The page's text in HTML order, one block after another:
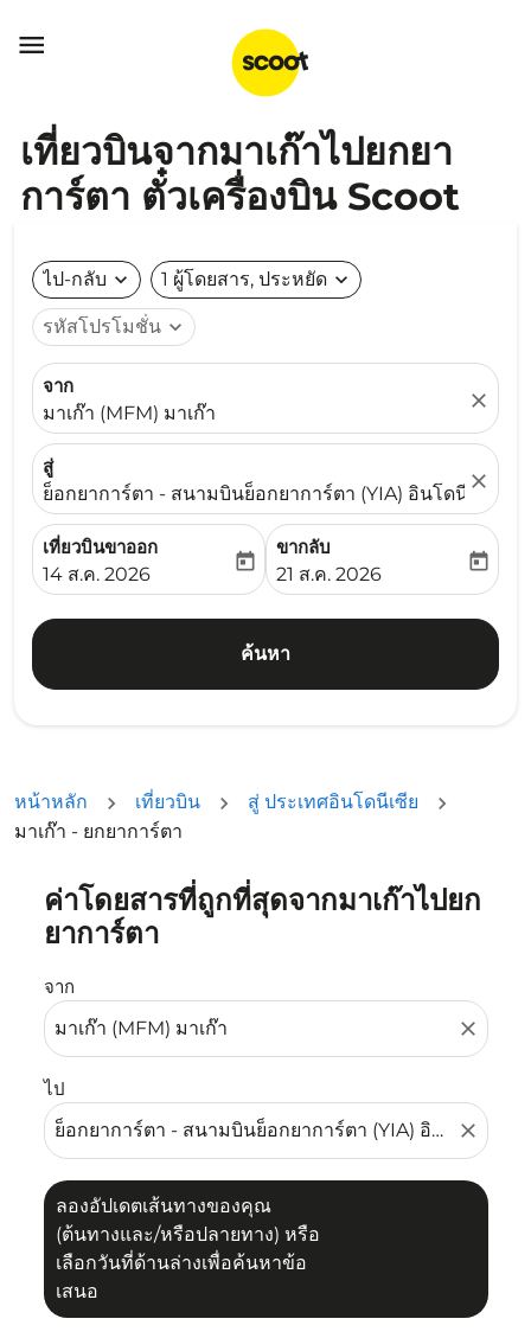

เที่ยวบินจากมาเก๊าไปยกยา
การ์ตา ตั๋วเครื่องบิน Scoot
ไป-กลับ expand_more 1 ผู้โดยสาร, ประหยัด expand_more
รหัสโปรโมชั่น expand_more
จาก
มาเก๊า (MFM) มาเก๊า
close
สู่
ย็อกยาการ์ตา - สนามบินย็อกยาการ์ตา (YIA) อินโดนีเซีย
close
เที่ยวบินขาออก
fc-booking-departure-date-aria-label
14 ส.ค. 2026
today
ขากลับ
fc-booking-return-date-
21 ส.ค. 2026
today
ค้นหา
หน้าหลัก เที่ยวบิน
สู่ ประเทศอินโดนีเซีย
มาเก๊า - ยกยาการ์ตา
ค่าโดยสารที่ถูกที่สุดจากมาเก๊าไปยก
ยาการ์ตา
จาก
close
ไป
close
ลองอัปเดตเส้นทางของคุณ
(ต้นทางและ/หรือปลายทาง) หรือ
เลือกวันที่ด้านล่างเพื่อค้นหาข้อ
เสนอ
ลองอัปเดตเส้นทางของคุณ (ต้นทางและ/หรือปลายทาง) หรื